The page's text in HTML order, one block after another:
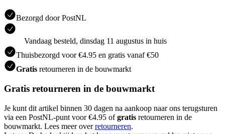
Bezorgd door PostNL
Vandaag besteld, dinsdag 11 augustus in huis
Thuisbezorgd voor €4.95 en gratis vanaf €50
Gratis retourneren in de bouwmarkt
Gratis retourneren in de bouwmarkt
Je kunt dit artikel binnen 30 dagen na aankoop naar ons terugsturen
via een PostNL-punt voor €4.95 ofgratis retourneren in de
bouwmarkt. Lees meer overretourneren.